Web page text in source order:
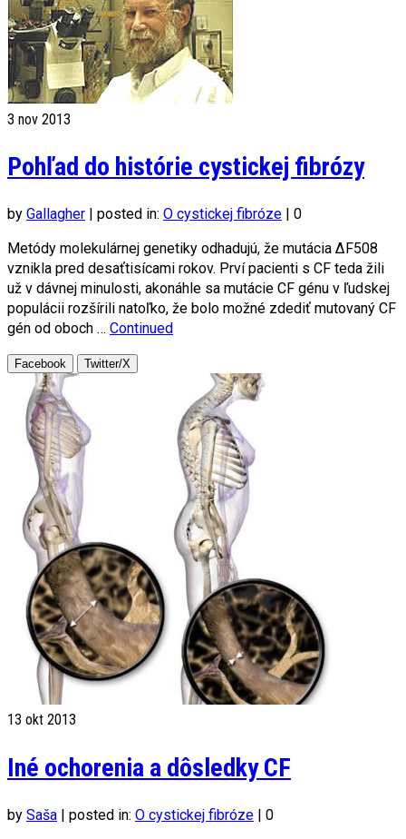
3 nov 2013
Pohľad do histórie cystickej fibrózy
by Gallagher posted in: O cystickej fibróze
0
Metódy molekulárnej genetiky odhadujú, že mutácia ΔF508
vznikla pred desaťtisícami rokov. Prví pacienti s CF teda žili
už v dávnej minulosti, akonáhle sa mutácie CF génu v ľudskej
populácii rozšírili natoľko, že bolo možné zdediť mutovaný CF
gén od oboch … Continued
Facebook Twitter/X
13 okt 2013
Iné ochorenia a dôsledky CF
by Saša | posted in: O cystickej fibróze | 0